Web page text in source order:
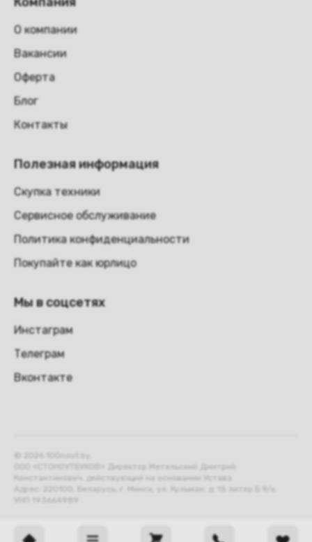
О компании
Вакансии
Оферта
Блог
Контакты
Полезная информация
Скупка техники
Сервисное обслуживание
Политика конфиденциальности
Покупайте как юрлицо
Мы в соцсетях
Инстаграм
Телеграм
Вконтакте
ООО «СТОНОУТБУКОВ» Директор Метельский Дмитрий
Константинович, действующий на основании Устава.
Адрес: 220100, Беларусь, г. Минск, ул. Кульман, д. 15 литер Б 9/к.